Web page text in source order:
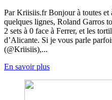
Par Kriisiis.fr Bonjour à toutes et
quelques lignes, Roland Garros
2 sets à 0 face à Ferrer, et les
d’Alicante. Si je vous parle
(@Kriisiis),...
En savoir plus